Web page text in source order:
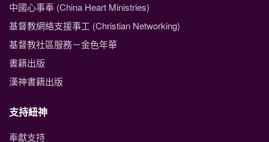
中國心事奉 (China Heart Ministries)
基督教網絡支援事工 (Christian Networking)
基督教社區服務－金色年華
書籍出版
漢神書籍出版
支持紐神
奉獻支持